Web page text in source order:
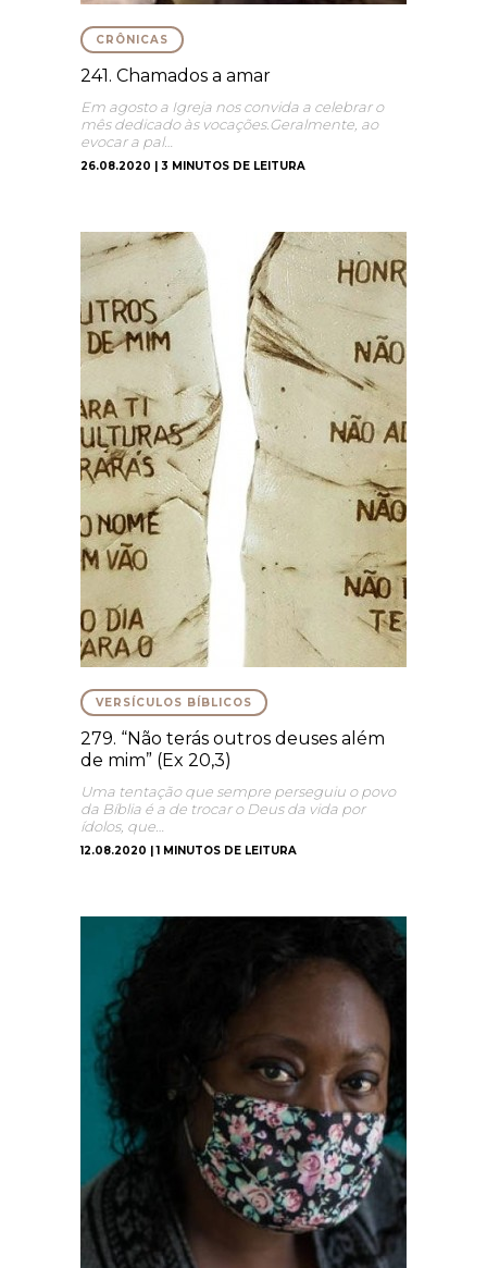
CRÔNICAS
241. Chamados a amar
Em agosto a Igreja nos convida a celebrar o
mês dedicado às vocações.Geralmente, ao
evocar a pal…
26.08.2020 | 3 MINUTOS DE LEITURA
VERSÍCULOS BÍBLICOS
279. “Não terás outros deuses além
de mim” (Ex 20,3)
Uma tentação que sempre perseguiu o povo
da Bíblia é a de trocar o Deus da vida por
ídolos, que…
12.08.2020 | 1 MINUTOS DE LEITURA